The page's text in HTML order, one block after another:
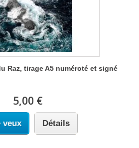
Raz, tirage A5 numéroté et signé
5,00 €
veux Détails